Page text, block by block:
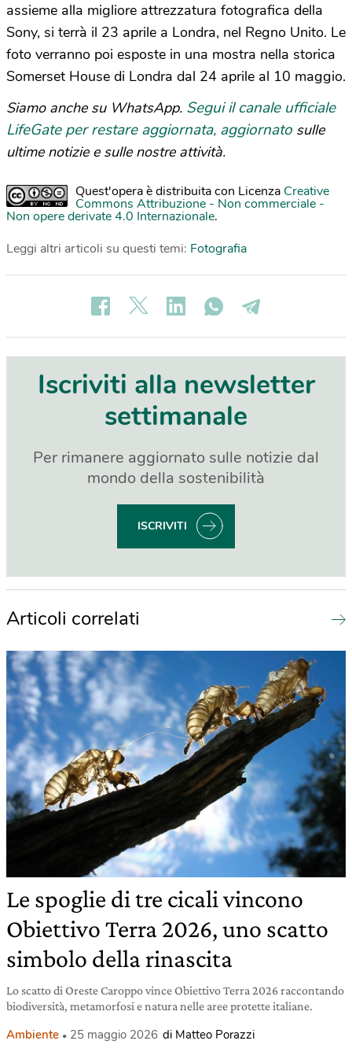
assieme alla migliore attrezzatura fotografica della
Sony, si terrà il 23 aprile a Londra, nel Regno Unito. Le
foto verranno poi esposte in una mostra nella storica
Somerset House di Londra dal 24 aprile al 10 maggio.
Siamo anche su WhatsApp. Segui il canale ufficiale
LifeGate per restare aggiornata, aggiornato sulle
ultime notizie e sulle nostre attività.
Quest'opera è distribuita con Licenza Creative
Commons Attribuzione - Non commerciale -
Non opere derivate 4.0 Internazionale.
Leggi altri articoli su questi temi: Fotografia
Iscriviti alla newsletter
settimanale
Per rimanere aggiornato sulle notizie dal
mondo della sostenibilità
ISCRIVITI
Articoli correlati
Le spoglie di tre cicali vincono
Obiettivo Terra 2026, uno scatto
simbolo della rinascita
Lo scatto di Oreste Caroppo vince Obiettivo Terra 2026 raccontando
biodiversità, metamorfosi e natura nelle aree protette italiane.
Ambiente 25 maggio 2026 di Matteo Porazzi